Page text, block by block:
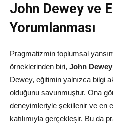
John Dewey ve
Yorumlanması
Pragmatizmin toplumsal
örneklerinden biri, John Dewey
Dewey, eğitimin yalnızca bilgi
olduğunu savunmuştur. Ona
deneyimleriyle şekillenir ve en
katılımıyla gerçekleşir. Bu da